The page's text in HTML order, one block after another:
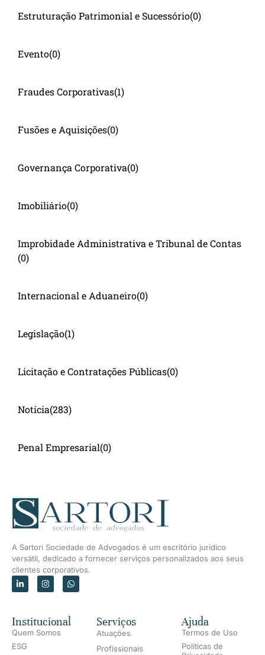
Estruturação Patrimonial e Sucessório(0)
Evento(0)
Fraudes Corporativas(1)
Fusões e Aquisições(0)
Governança Corporativa(0)
Imobiliário(0)
Improbidade Administrativa e Tribunal de Contas
(0)
Internacional e Aduaneiro(0)
Legislação(1)
Licitação e Contratações Públicas(0)
Notícia(283)
Penal Empresarial(0)
A Sartori Sociedade de Advogados é um escritório jurídico
versátil, dedicado a fornecer serviços personalizados aos seus
clientes corporativos.
Institucional
Quem Somos
ESG
Serviços
Atuações
Profissionais
Ajuda
Termos de Uso
Políticas de